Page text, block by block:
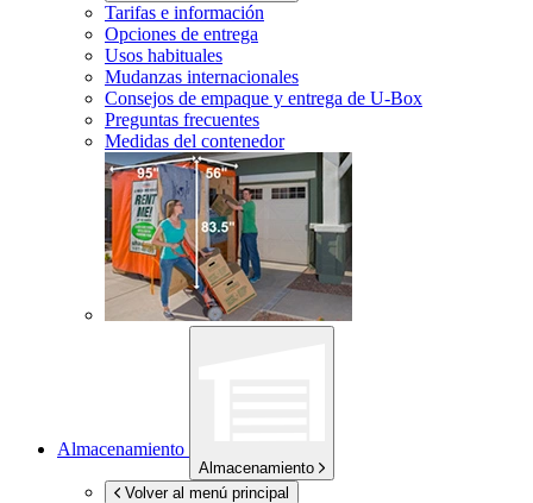
Tarifas e información
Opciones de entrega
Usos habituales
Mudanzas internacionales
Consejos de empaque y entrega de U-Box
Preguntas frecuentes
Medidas del contenedor
Almacenamiento
Almacenamiento
Volver al menú principal